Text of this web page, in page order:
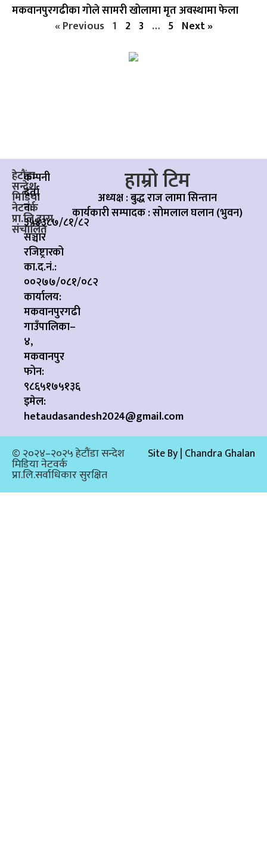
मकवानपुरगढीका गोले सामरी खोलामा मृत अवस्थामा फेला
« Previous 1 2 3 … 5 Next »
हेटौंडा
सन्देश
मिडिया
नेटवर्क
प्रा.लि.द्वारा
संचालित
कम्पनी
दर्ता
नं:
३५४३८७/८१/८२
सञ्चार
रजिष्ट्रारको
का.द.नं.:
००२७७/०८१/०८२
कार्यालय:
मकवानपुरगढी
गाउँपालिका–
४,
मकवानपुर
फोन:
९८६५१७५१३६
इमेल:
hetaudasandesh2024@gmail.com
हाम्रो टिम
अध्यक्ष : बुद्ध राज लामा सिन्तान
कार्यकारी सम्पादक :सोमलाल घलान (भुवन)
© २०२४–२०२५ हेटौंडा सन्देश
मिडिया नेटवर्क
प्रा.लि.सर्वाधिकार सुरक्षित​
Site By | Chandra Ghalan